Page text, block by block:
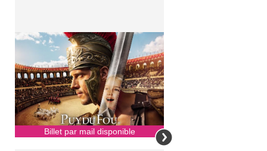
Billet par mail disponible